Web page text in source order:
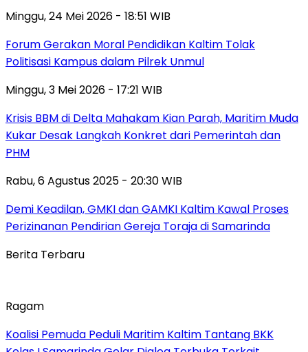
Minggu, 24 Mei 2026 - 18:51 WIB
Forum Gerakan Moral Pendidikan Kaltim Tolak
Politisasi Kampus dalam Pilrek Unmul
Minggu, 3 Mei 2026 - 17:21 WIB
Krisis BBM di Delta Mahakam Kian Parah, Maritim Muda
Kukar Desak Langkah Konkret dari Pemerintah dan
PHM
Rabu, 6 Agustus 2025 - 20:30 WIB
Demi Keadilan, GMKI dan GAMKI Kaltim Kawal Proses
Perizinanan Pendirian Gereja Toraja di Samarinda
Berita Terbaru
Ragam
Koalisi Pemuda Peduli Maritim Kaltim Tantang BKK